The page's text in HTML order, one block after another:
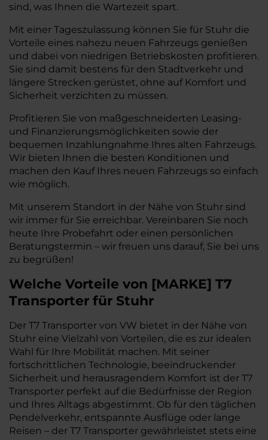
sind, was Ihnen die Wartezeit spart.
Mit einer Tageszulassung können Sie für Stuhr die
Vorteile eines nahezu neuen Fahrzeugs genießen
und dabei von niedrigen Betriebskosten profitieren.
Sie sind damit bestens für den Stadtverkehr und
längere Strecken gerüstet, ohne auf Komfort und
Sicherheit verzichten zu müssen.
Profitieren Sie von maßgeschneiderten Leasing-
und Finanzierungsmöglichkeiten sowie der
bequemen Inzahlungnahme Ihres alten Fahrzeugs.
Wir bieten Ihnen die besten Konditionen und
machen den Kauf Ihres neuen Fahrzeugs so einfach
wie möglich.
Mit unserem Standort in der Nähe von Stuhr sind
wir immer für Sie erreichbar. Vereinbaren Sie noch
heute Ihre Probefahrt oder einen persönlichen
Beratungstermin – wir freuen uns darauf, Sie bei uns
zu begrüßen!
Welche Vorteile von [MARKE] T7
Transporter für Stuhr
Der T7 Transporter von VW bietet in der Nähe von
Stuhr eine Vielzahl von Vorteilen, die es zur idealen
Wahl für Ihre Mobilität machen. Mit seiner
fortschrittlichen Technologie, beeindruckender
Sicherheit und herausragendem Komfort ist der T7
Transporter perfekt auf die Bedürfnisse der Region
und Ihres Alltags abgestimmt. Ob für den täglichen
Pendelverkehr, entspannte Ausflüge oder lange
Reisen – der T7 Transporter gewährleistet stets eine